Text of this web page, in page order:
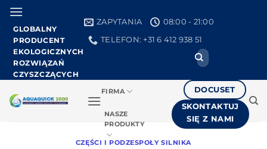
Przejdź
treści
GLOBALNY
PRODUCENT
EKOLOGICZNYCH
ROZWIĄZAŃ
CZYSZCZĄCYCH
ZAPYTANIA
08:00 - 21:00
TELEFON: +31 6 412 938 51
Search
for:
FIRMA
NASZE
PRODUKTY
DOCUSET
SKONTAKTUJ
SIĘ Z NAMI
CZĘŚCI I PODZESPOŁY SILNIKA